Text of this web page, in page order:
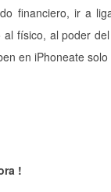
financiero, ir a
físico, al poder
en iPhoneate solo
!